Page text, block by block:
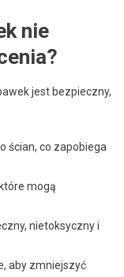
nie
jest bezpieczny,
ścian, co zapobiega
mogą
nietoksyczny i
aby zmniejszyć